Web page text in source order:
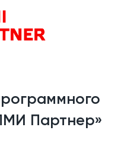
Партнер»